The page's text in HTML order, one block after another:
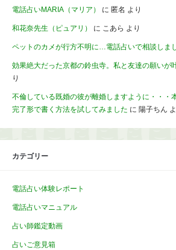
電話占いMARIA（マリア） に 匿名 より
和花奈先生（ピュアリ） に こあら より
ペットのカメが行方不明に…電話占いで相談しま
効果絶大だった京都の鈴虫寺。私と友達の願いが
り
不倫している既婚の彼が離婚しますように・・・
完了形で書く方法を試してみました に 陽子ちん
カテゴリー
電話占い体験レポート
電話占いマニュアル
占い師鑑定動画
占いご意見箱